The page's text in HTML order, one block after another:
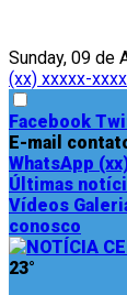
Sunday, 09 de
(xx) xxxxx-xxxx
Facebook
E-mail
WhatsApp
Últimas
Vídeos
conosco
23°